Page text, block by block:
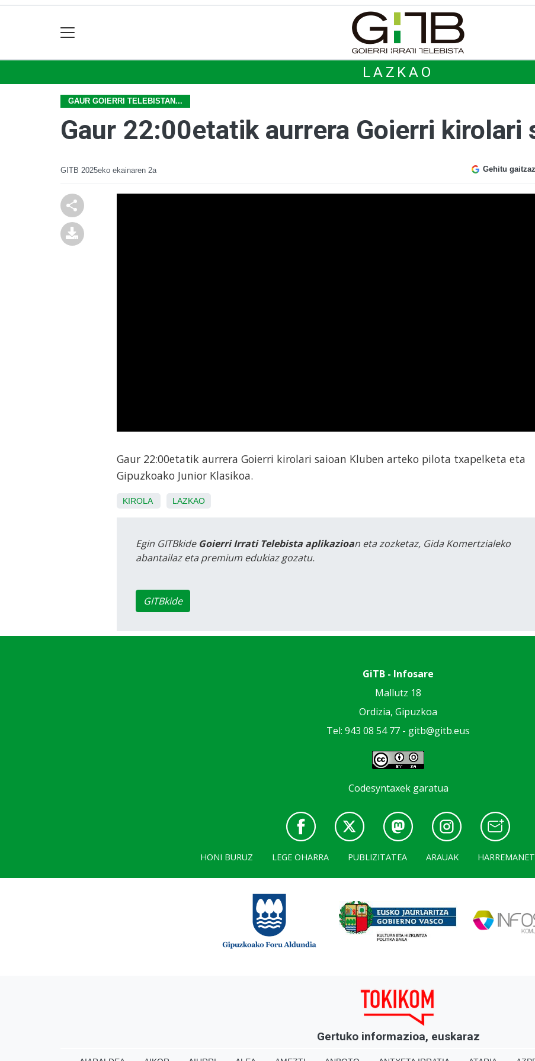
LAZKAO
GAUR GOIERRI TELEBISTAN...
Gaur 22:00etatik aurrera Goierri kirolari
GITB 2025eko ekainaren 2a Gehitu
Gaur 22:00etatik aurrera Goierri kirolari saioan Kluben arteko pilota txapelketa eta
Gipuzkoako Junior Klasikoa.
KIROLA LAZKAO
Egin GITBkide Goierri Irrati Telebista aplikazioan eta zozketaz, Gida Komertzialeko
abantailaz eta premium edukiaz gozatu.
GITBkide
GiTB - Infosare
Mallutz 18
Ordizia, Gipuzkoa
Tel: 943 08 54 77 - gitb@gitb.eus
Codesyntaxek garatua
HONI BURUZ LEGE OHARRA PUBLIZITATEA ARAUAK
Gertuko informazioa, euskaraz